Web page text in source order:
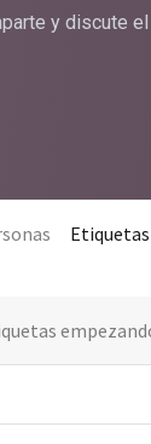
y discute
Etiquetas